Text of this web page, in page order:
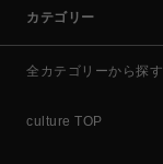
カテゴリー
全カテゴリーから探す
culture TOP